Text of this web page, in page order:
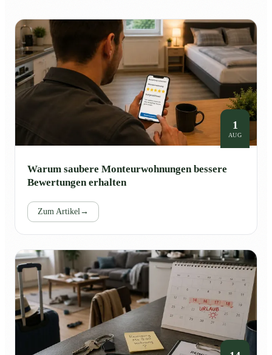
1
AUG
Warum saubere Monteurwohnungen bessere
Bewertungen erhalten
Zum Artikel→